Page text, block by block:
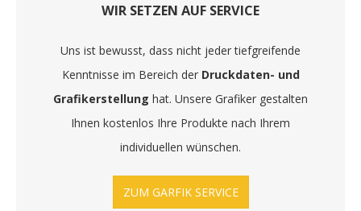
WIR SETZEN AUF SERVICE
Uns ist bewusst, dass nicht jeder tiefgreifende
Kenntnisse im Bereich der Druckdaten- und
Grafikerstellung hat. Unsere Grafiker gestalten
Ihnen kostenlos Ihre Produkte nach Ihrem
individuellen wünschen.
ZUM GARFIK SERVICE